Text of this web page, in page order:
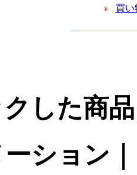
買い
した商品
ーション